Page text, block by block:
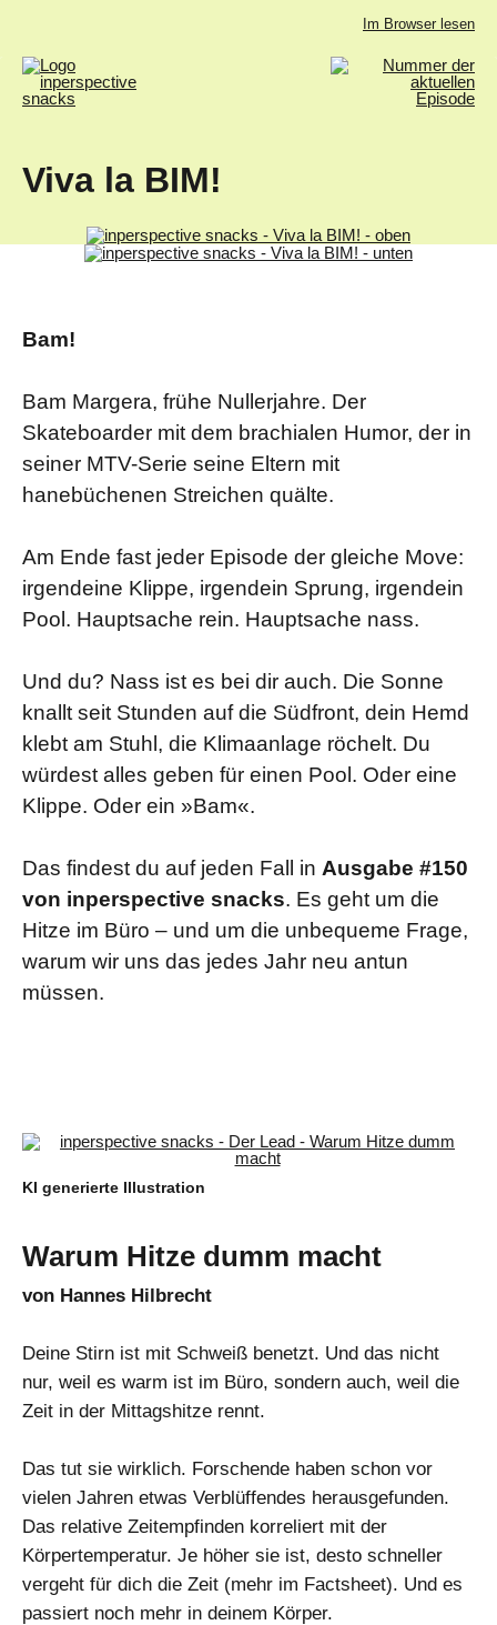
Im Browser lesen
Viva la BIM!
Bam!
Bam Margera, frühe Nullerjahre. Der
Skateboarder mit dem brachialen Humor, der in
seiner MTV-Serie seine Eltern mit
hanebüchenen Streichen quälte.
Am Ende fast jeder Episode der gleiche Move:
irgendeine Klippe, irgendein Sprung, irgendein
Pool. Hauptsache rein. Hauptsache nass.
Und du? Nass ist es bei dir auch. Die Sonne
knallt seit Stunden auf die Südfront, dein Hemd
klebt am Stuhl, die Klimaanlage röchelt. Du
würdest alles geben für einen Pool. Oder eine
Klippe. Oder ein »Bam«.
Das findest du auf jeden Fall in Ausgabe #150
von inperspective snacks. Es geht um die
Hitze im Büro – und um die unbequeme Frage,
warum wir uns das jedes Jahr neu antun
müssen.
KI generierte Illustration
Warum Hitze dumm macht
von Hannes Hilbrecht
Deine Stirn ist mit Schweiß benetzt. Und das nicht
nur, weil es warm ist im Büro, sondern auch, weil die
Zeit in der Mittagshitze rennt.
Das tut sie wirklich. Forschende haben schon vor
vielen Jahren etwas Verblüffendes herausgefunden.
Das relative Zeitempfinden korreliert mit der
Körpertemperatur. Je höher sie ist, desto schneller
vergeht für dich die Zeit (mehr im Factsheet). Und es
passiert noch mehr in deinem Körper.